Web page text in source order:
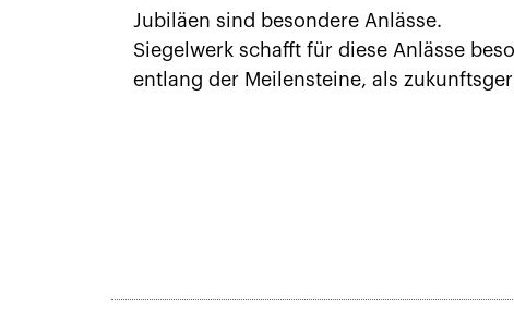
Jubiläen sind besondere Anlässe.
Siegelwerk schafft für diese Anlässe
entlang der Meilensteine, als